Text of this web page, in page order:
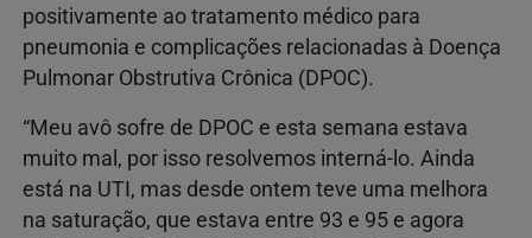
positivamente ao tratamento médico para
pneumonia e complicações relacionadas à Doença
Pulmonar Obstrutiva Crônica (DPOC).
“Meu avô sofre de DPOC e esta semana estava
muito mal, por isso resolvemos interná-lo. Ainda
está na UTI, mas desde ontem teve uma melhora
na saturação, que estava entre 93 e 95 e agora